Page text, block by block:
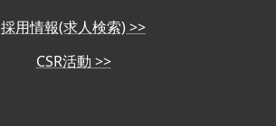
採用情報(求人検索) >>
CSR活動 >>